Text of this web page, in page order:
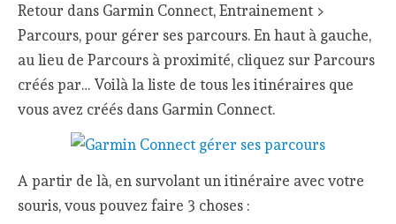
Retour dans Garmin Connect, Entrainement >
Parcours, pour gérer ses parcours. En haut à gauche,
au lieu de Parcours à proximité, cliquez sur Parcours
créés par… Voilà la liste de tous les itinéraires que
vous avez créés dans Garmin Connect.
A partir de là, en survolant un itinéraire avec votre
souris, vous pouvez faire 3 choses :